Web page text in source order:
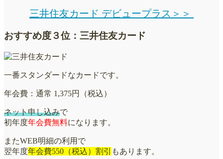
三井住友カード デビュープラス＞＞
おすすめ度３位：三井住友カード
一番スタンダードなカードです。
年会費：通常 1,375円（税込）
ネット申し込みで
初年度年会費無料になります。
またWEB明細の利用で
翌年度年会費550（税込）割引 もあります。